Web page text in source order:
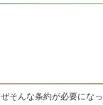
そんな条約が必要になっ